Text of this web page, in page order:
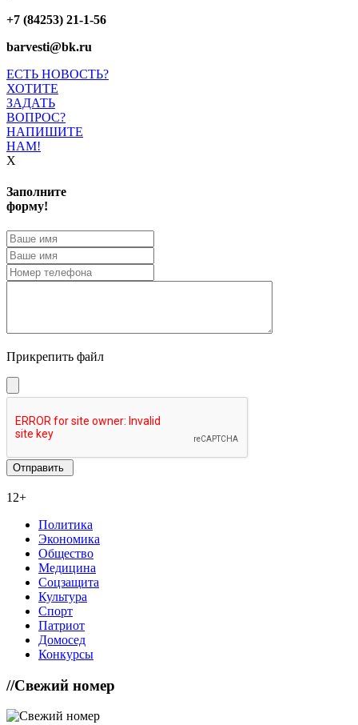
+7 (84253) 21-1-56
barvesti@bk.ru
ЕСТЬ НОВОСТЬ?
ХОТИТЕ
ЗАДАТЬ
ВОПРОС?
НАПИШИТЕ
НАМ!
X
Заполните
форму!
Прикрепить файл
12+
Политика
Экономика
Общество
Медицина
Соцзащита
Культура
Спорт
Патриот
Домосед
Конкурсы
//Свежий номер